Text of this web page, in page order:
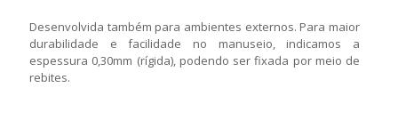
Desenvolvida também para ambientes externos. Para maior
durabilidade e facilidade no manuseio, indicamos a
espessura 0,30mm (rígida), podendo ser fixada por meio de
rebites.